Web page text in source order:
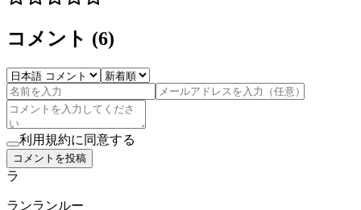
コメント (6)
利用規約に同意する
コメントを投稿
ラ
ランランルー